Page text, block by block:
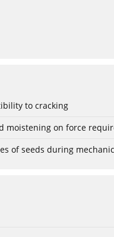
to cracking
moistening on force
of seeds during